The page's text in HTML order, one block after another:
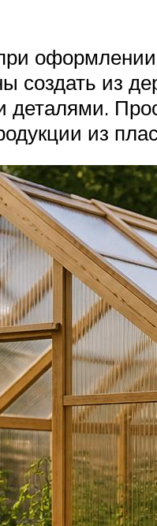
оформлении
создать из
из